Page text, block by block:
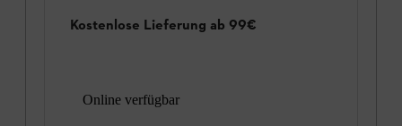
Kostenlose Lieferung ab 99€
Online verfügbar